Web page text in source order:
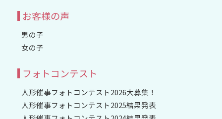
お客様の声
男の子
女の子
フォトコンテスト
人形催事フォトコンテスト2026大募集！
人形催事フォトコンテスト2025結果発表